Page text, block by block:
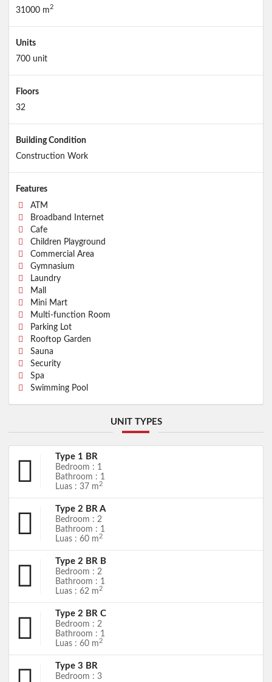
31000 m2
Units
700 unit
Floors
32
Building Condition
Construction Work
Features
ATM
Broadband Internet
Cafe
Children Playground
Commercial Area
Gymnasium
Laundry
Mall
Mini Mart
Multi-function Room
Parking Lot
Rooftop Garden
Sauna
Security
Spa
Swimming Pool
UNIT TYPES
Type 1 BR
Bedroom : 1
Bathroom : 1
Luas : 37 m2
Type 2 BR A
Bedroom : 2
Bathroom : 1
Luas : 60 m2
Type 2 BR B
Bedroom : 2
Bathroom : 1
Luas : 62 m 2
Type 2 BR C
Bedroom : 2
Bathroom : 1
Luas : 60 m 2
Type 3 BR
Bedroom : 3